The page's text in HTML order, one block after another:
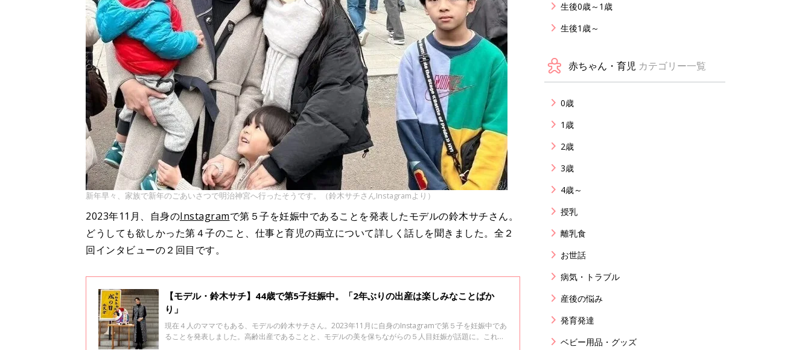
新年早々、家族で新年のごあいさつで明治神宮へ行ったそうです。（鈴木サチさんInstagramより）
2023年11月、自身のInstagramで第５子を妊娠中であることを発表したモデルの鈴木サチさん。
どうしても欲しかった第４子のこと、仕事と育児の両立について詳しく話しを聞きました。全２
回インタビューの２回目です。
【モデル・鈴木サチ】44歳で第5子妊娠中。「2年ぶりの出産は楽しみなことばか
り」
現在４人のママでもある、モデルの鈴木サチさん。2023年11月に自身のInstagramで第５子を妊娠中であ
ることを発表しました。高齢出産であることと、モデルの美を保ちながらの５人目妊娠が話題に。これま
生後0歳～1歳
生後1歳～
赤ちゃん・育児 カテゴリー一覧
0歳
1歳
2歳
3歳
4歳～
授乳
離乳食
お世話
病気・トラブル
産後の悩み
発育発達
ベビー用品・グッズ